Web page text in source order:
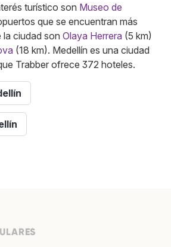
turístico son Museo de
que se encuentran más
ciudad son Olaya Herrera (5 km)
(18 km). Medellín es una ciudad
Trabber ofrece 372 hoteles.